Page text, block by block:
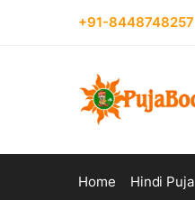
+91-8448748257
Home Hindi Puja